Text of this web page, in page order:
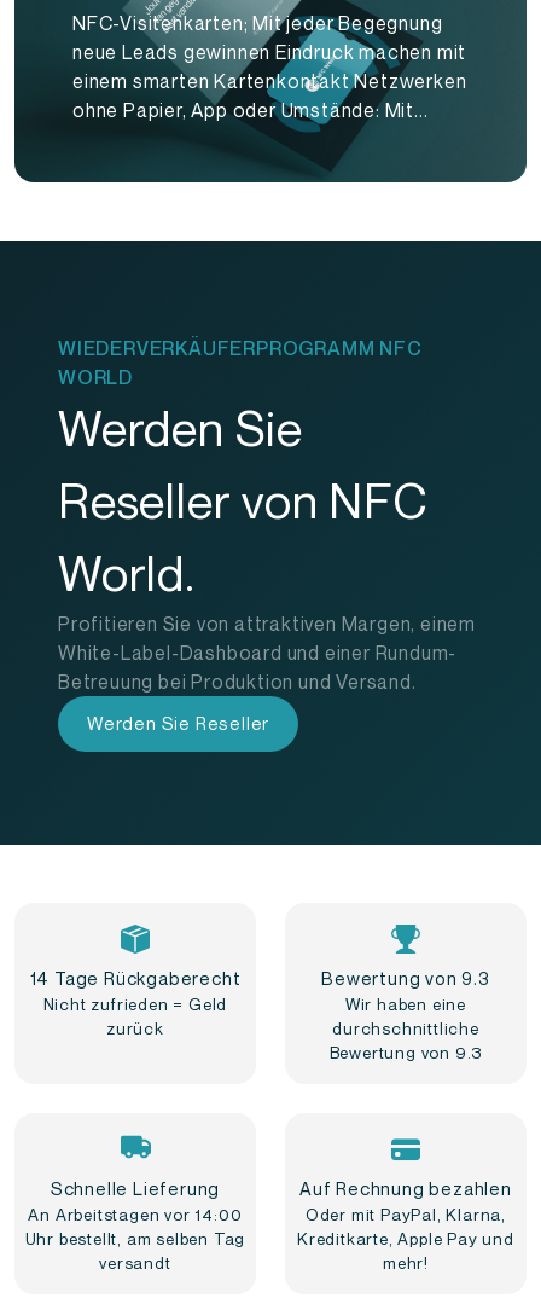
NFC-Visitenkarten; Mit jeder Begegnung
neue Leads gewinnen Eindruck machen mit
einem smarten Kartenkontakt Netzwerken
ohne Papier, App oder Umstände: Mit...
WIEDERVERKÄUFERPROGRAMM NFC
WORLD
Werden Sie
Reseller von NFC
World.
Profitieren Sie von attraktiven Margen, einem
White-Label-Dashboard und einer Rundum-
Betreuung bei Produktion und Versand.
Werden Sie Reseller
14 Tage Rückgaberecht
Nicht zufrieden = Geld
zurück
Bewertung von 9.3
Wir haben eine
durchschnittliche
Bewertung von 9.3
Schnelle Lieferung
An Arbeitstagen vor 14:00
Uhr bestellt, am selben Tag
versandt
Auf Rechnung bezahlen
Oder mit PayPal, Klarna,
Kreditkarte, Apple Pay und
mehr!